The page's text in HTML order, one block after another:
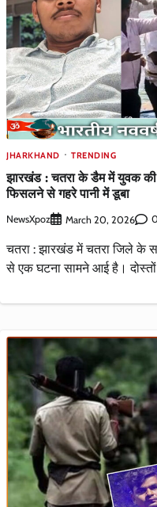
JHARKHAND TRENDING
झारखंड : चतरा के डैम में युवक
फिसलने से गहरे पानी में डूबा
NewsXpoz March 20, 2026
चतरा : झारखंड में चतरा जिले के
से एक घटना सामने आई है।